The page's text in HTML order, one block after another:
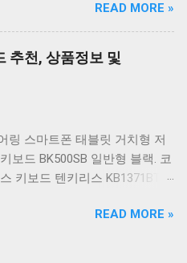
이밍 키보드 갈축 그레이 화이트
스 기계식키보드 구매를 고려
혜택을 놓치지 마세요. 다양
시죠? 특히 기계식키보드 같은
더 고민이 많을 수 밖에 없습
품들을 상세스펙 과 가격 을 꼼
잉크포함 정품 무한복합기 컬
가정용프린터 상세정보참조.
린터 정품 헤드 카트리지
G4900 G2910 G3910
리필 잉크 1개 GI990
캐논 빌트인 정품무한 복합기
포함충전잉크4색 추가증정. 캐
G3900 G2900 G4900
READ MORE »
추천, 상품정보 및
링 스마트폰 태블릿 거치형 저
보드 BK500SB 일반형 블랙. 코
키보드 텐키리스 KB1371BT
무선키보드 텐키리스 스모키 블
READ MORE »